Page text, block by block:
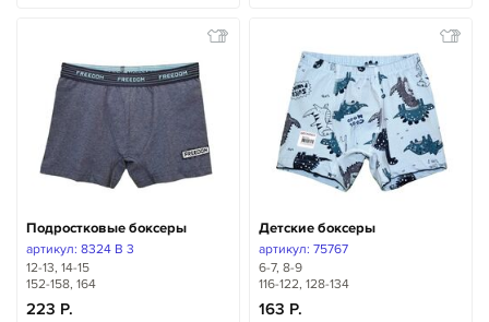
Подростковые боксеры
артикул: 8324 B 3
12-13, 14-15
152-158, 164
223
Детские боксеры
артикул: 75767
6-7, 8-9
116-122, 128-134
163